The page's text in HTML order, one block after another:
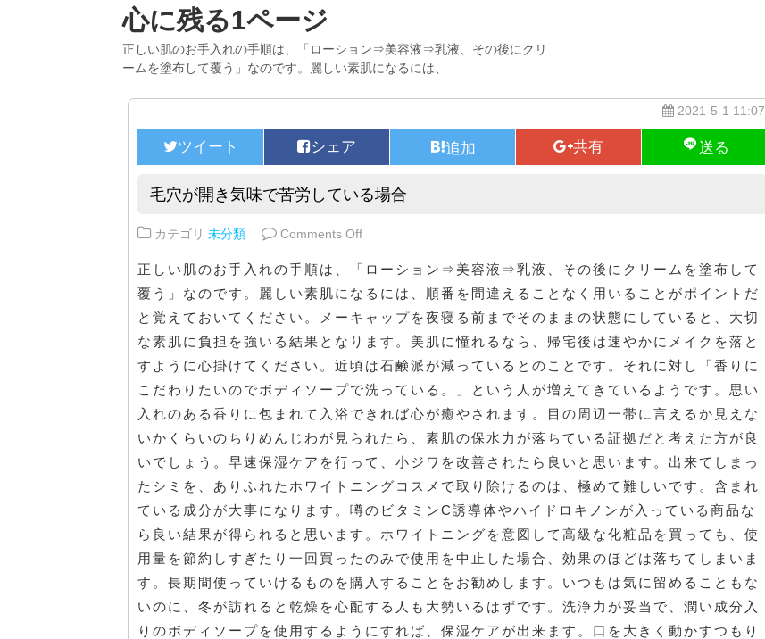
心に残る1ページ
正しい肌のお手入れの手順は、「ローション⇒美容液⇒乳液、その後にクリ
ームを塗布して覆う」なのです。麗しい素肌になるには、
2021-5-1 11:07
毛穴が開き気味で苦労している場合
カテゴリ 未分類 Comments Offon 毛穴が開き気味で苦労している場合
正しい肌のお手入れの手順は、「ローション⇒美容液⇒乳液、その後にクリームを塗布して
覆う」なのです。麗しい素肌になるには、順番を間違えることなく用いることがポイントだ
と覚えておいてください。メーキャップを夜寝る前までそのままの状態にしていると、大切
な素肌に負担を強いる結果となります。美肌に憧れるなら、帰宅後は速やかにメイクを落と
すように心掛けてください。近頃は石鹸派が減っているとのことです。それに対し「香りに
こだわりたいのでボディソープで洗っている。」という人が増えてきているようです。思い
入れのある香りに包まれて入浴できれば心が癒やされます。目の周辺一帯に言えるか見えな
いかくらいのちりめんじわが見られたら、素肌の保水力が落ちている証拠だと考えた方が良
いでしょう。早速保湿ケアを行って、小ジワを改善されたら良いと思います。出来てしまっ
たシミを、ありふれたホワイトニングコスメで取り除けるのは、極めて難しいです。含まれ
ている成分が大事になります。噂のビタミンC誘導体やハイドロキノンが入っている商品な
ら良い結果が得られると思います。ホワイトニングを意図して高級な化粧品を買っても、使
用量を節約しすぎたり一回買ったのみで使用を中止した場合、効果のほどは落ちてしまいま
す。長期間使っていけるものを購入することをお勧めします。いつもは気に留めることもな
いのに、冬が訪れると乾燥を心配する人も大勢いるはずです。洗浄力が妥当で、潤い成分入
りのボディソープを使用するようにすれば、保湿ケアが出来ます。口を大きく動かすつもり